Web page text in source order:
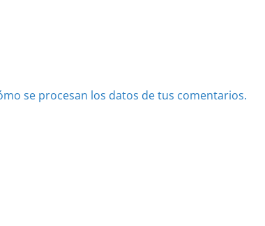
se procesan los datos de tus comentarios.